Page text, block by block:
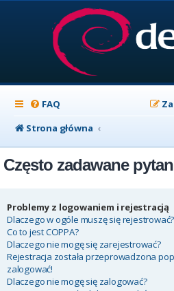
FAQ
Strona główna
Często zadawane
Problemy z logowaniem i rejestracją
Dlaczego w ogóle muszę się rejestrować?
Co to jest COPPA?
Dlaczego nie mogę się zarejestrować?
Rejestracja została przeprowadzona
zalogować!
Dlaczego nie mogę się zalogować?